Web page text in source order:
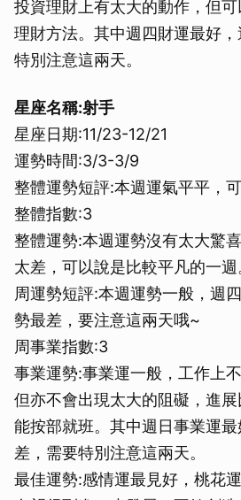
投資理財上有太大的動作，但
理財方法。其中週四財運最好
特別注意這兩天。
星座名稱:射手
星座日期:11/23-12/21
運勢時間:3/3-3/9
整體運勢短評:本週運氣平平，
整體指數:3
整體運勢:本週運勢沒有太大驚
太差，可以說是比較平凡的一週
周運勢短評:本週運勢一般，週
勢最差，要注意這兩天哦~
周事業指數:3
事業運勢:事業運一般，工作上
但亦不會出現太大的阻礙，進
能按部就班。其中週日事業運
差，需要特別注意這兩天。
最佳運勢:感情運最見好，桃花